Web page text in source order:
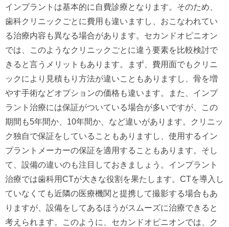
インプラントは基本的に自費診療となります。そのため、
歯科クリニックごとに費用も違いますし、おこなわれてい
る治療内容も異なる場合があります。セカンドオピニオン
では、このようなクリニックごとに違う要素を比較検討で
きると言うメリットもあります。まず、費用面でもクリニ
ックにより見積もり方法が違いこともありますし、骨を増
やす手術などオプションの価格も違います。また、インプ
ラント治療には保証がついている場合が多いですが、この
期間も5年間か、10年間か、など違いがあります。クリニッ
ク独自で保証をしていることもありますし、使用するイン
プラントメーカーの保証を適用することもあります。そし
て、設備の違いのも注目しておきましょう。インプラント
治療では歯科用CTが大きな役割を果たします。CTを導入し
ていなくても近隣の医療機関と提携して撮影する場合もあ
りますが、設備をしてあるほうがスムーズに治療できると
考えられます。このように、セカンドオピニオンでは、ク